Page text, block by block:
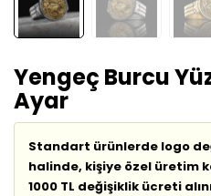
Yengeç Burcu
Ayar
Standart ürünlerde logo
halinde, kişiye özel üretim
1000 TL değişiklik ücreti